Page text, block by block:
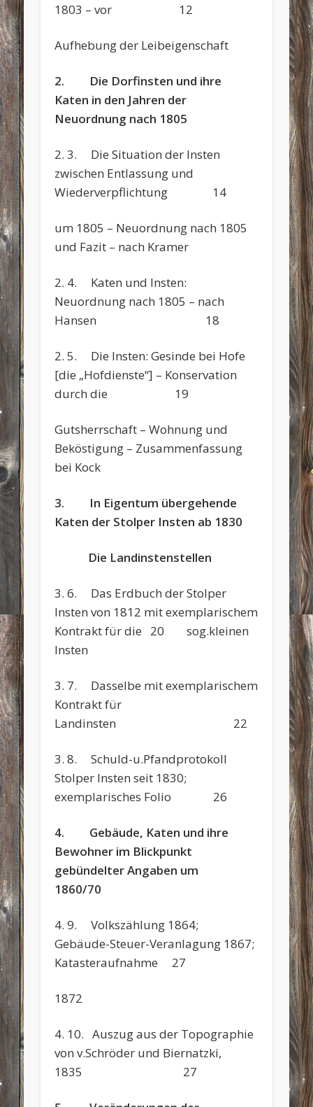
1803 – vor 12
Aufhebung der Leibeigenschaft
2. Die Dorfinsten und ihre
Katen in den Jahren der
Neuordnung nach 1805
2. 3. Die Situation der Insten
zwischen Entlassung und
Wiederverpflichtung 14
um 1805 – Neuordnung nach 1805
und Fazit – nach Kramer
2. 4. Katen und Insten:
Neuordnung nach 1805 – nach
Hansen 18
2. 5. Die Insten: Gesinde bei Hofe
[die „Hofdienste“] – Konservation
durch die 19
Gutsherrschaft – Wohnung und
Beköstigung – Zusammenfassung
bei Kock
3. In Eigentum übergehende
Katen der Stolper Insten ab 1830
Die Landinstenstellen
3. 6. Das Erdbuch der Stolper
Insten von 1812 mit exemplarischem
Kontrakt für die 20 sog.kleinen
Insten
3. 7. Dasselbe mit exemplarischem
Kontrakt für
Landinsten 22
3. 8. Schuld-u.Pfandprotokoll
Stolper Insten seit 1830;
exemplarisches Folio 26
4. Gebäude, Katen und ihre
Bewohner im Blickpunkt
gebündelter Angaben um
1860/70
4. 9. Volkszählung 1864;
Gebäude-Steuer-Veranlagung 1867;
Katasteraufnahme 27
1872
4. 10. Auszug aus der Topographie
von v.Schröder und Biernatzki,
1835 27